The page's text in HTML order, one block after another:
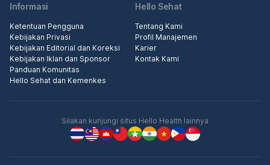
Informasi
Ketentuan Pengguna
Kebijakan Privasi
Kebijakan Editorial dan Koreksi
Kebijakan Iklan dan Sponsor
Panduan Komunitas
Hello Sehat dan Kemenkes
Hello Sehat
Tentang Kami
Profil Manajemen
Karier
Kontak Kami
Silakan kunjungi situs Hello Health lainnya